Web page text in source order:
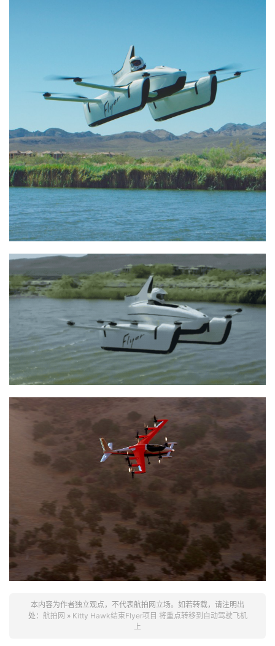
本内容为作者独立观点，不代表航拍网立场。如若转载，请注明出
处： 航拍网 » Kitty Hawk结束Flyer项目 将重点转移到自动驾驶飞机
上